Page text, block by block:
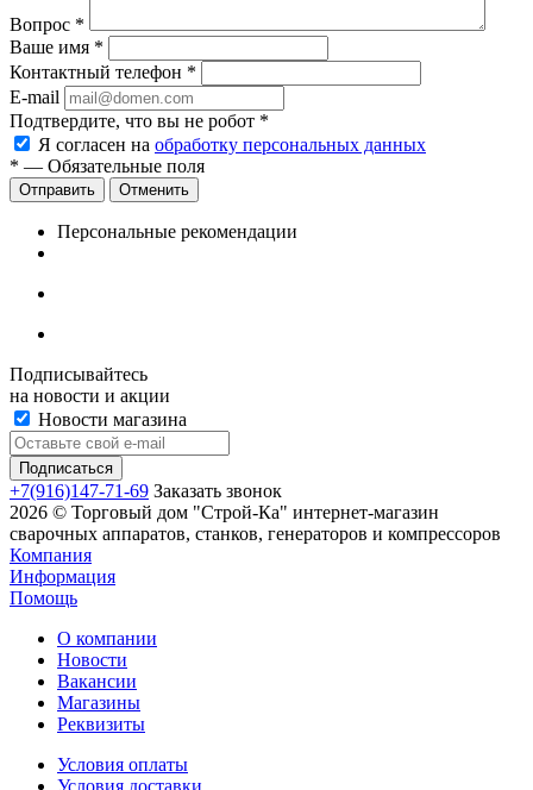
Вопрос *
Ваше имя *
Контактный телефон *
E-mail
Подтвердите, что вы не робот *
Я согласен на обработку персональных данных
* — Обязательные поля
Отменить
Персональные рекомендации
Подписывайтесь
на новости и акции
Новости магазина
+7(916)147-71-69 Заказать звонок
2026 © Торговый дом "Строй-Ка" интернет-магазин
сварочных аппаратов, станков, генераторов и компрессоров
Компания
Информация
Помощь
О компании
Новости
Вакансии
Магазины
Реквизиты
Условия оплаты